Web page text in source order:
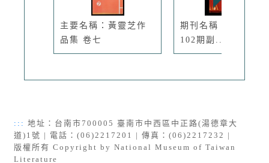
主要名稱：黃靈芝作
品集 卷七
期刊名稱：臺灣文藝
102期副...
::: 地址：台南市700005 臺南市中西區中正路(湯德章大
道)1號 | 電話：(06)2217201 | 傳真：(06)2217232 |
版權所有 Copyright by National Museum of Taiwan
Literature